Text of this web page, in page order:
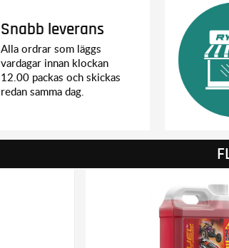
Snabb leverans
Alla ordrar som läggs
vardagar innan klockan
12.00 packas och skickas
redan samma dag.